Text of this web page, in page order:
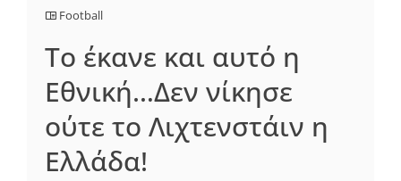
Football
Το έκανε και αυτό η
Εθνική…Δεν νίκησε
ούτε το Λιχτενστάιν η
Ελλάδα!